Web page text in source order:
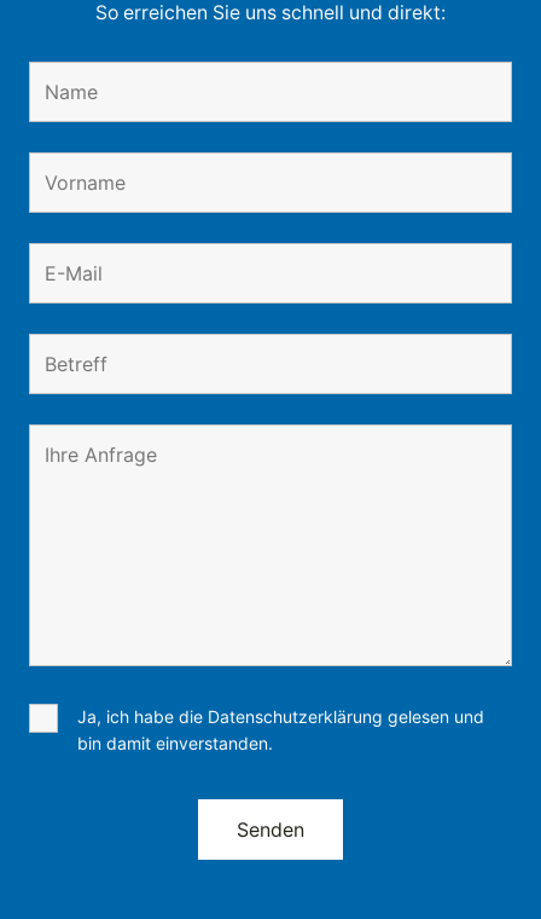
So erreichen Sie uns schnell und direkt:
Ja, ich habe die Datenschutzerklärung gelesen und
bin damit einverstanden.